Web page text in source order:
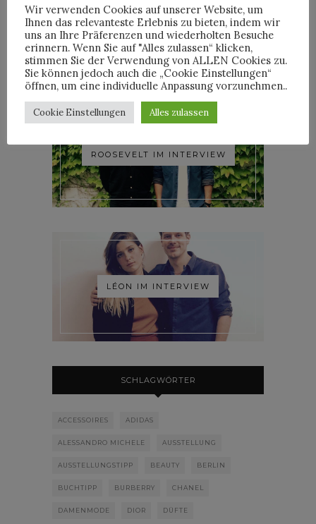
YOANN LEMOINE AKA
WOODKID IM INTERVIEW
ROOSEVELT IM INTERVIEW
LÉON IM INTERVIEW
SCHLAGWÖRTER
ACCESSOIRES ADIDAS
ALESSANDRO MICHELE AUSSTELLUNG
AUSSTELLUNGSTIPP BEAUTY BERLIN
BUCHTIPP BURBERRY CHANEL
DAMENMODE DIOR DÜFTE
Wir verwenden Cookies auf unserer Website, um
Ihnen das relevanteste Erlebnis zu bieten, indem wir
uns an Ihre Präferenzen und wiederholten Besuche
erinnern. Wenn Sie auf "Alles zulassen“ klicken,
stimmen Sie der Verwendung von ALLEN Cookies zu.
Sie können jedoch auch die „Cookie Einstellungen“
öffnen, um eine individuelle Anpassung vorzunehmen..
Cookie Einstellungen Alles zulassen